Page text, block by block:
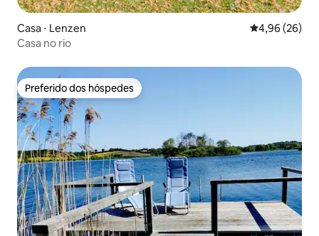
Casa ⋅ Lenzen 4,96 de uma
4,96 (26)
Casa no rio
Preferido dos hóspedes
Preferido dos hóspedes